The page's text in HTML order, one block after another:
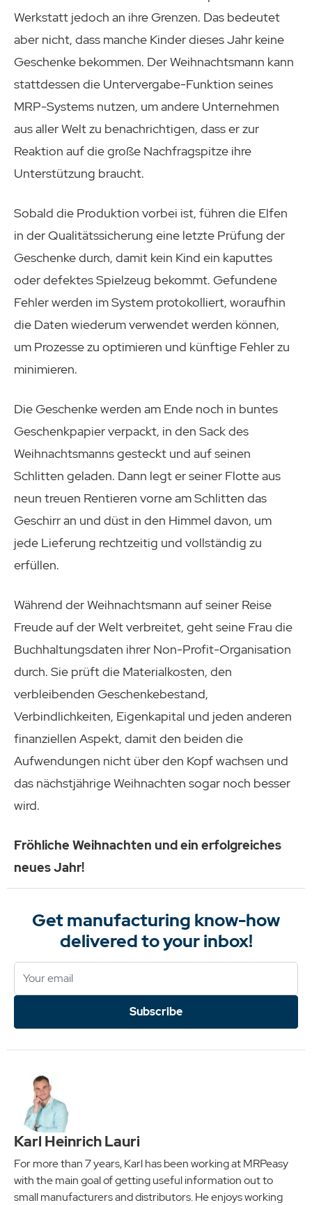
Werkstatt jedoch an ihre Grenzen. Das bedeutet
aber nicht, dass manche Kinder dieses Jahr keine
Geschenke bekommen. Der Weihnachtsmann kann
stattdessen die Untervergabe-Funktion seines
MRP-Systems nutzen, um andere Unternehmen
aus aller Welt zu benachrichtigen, dass er zur
Reaktion auf die große Nachfragspitze ihre
Unterstützung braucht.
Sobald die Produktion vorbei ist, führen die Elfen
in der Qualitätssicherung eine letzte Prüfung der
Geschenke durch, damit kein Kind ein kaputtes
oder defektes Spielzeug bekommt. Gefundene
Fehler werden im System protokolliert, woraufhin
die Daten wiederum verwendet werden können,
um Prozesse zu optimieren und künftige Fehler zu
minimieren.
Die Geschenke werden am Ende noch in buntes
Geschenkpapier verpackt, in den Sack des
Weihnachtsmanns gesteckt und auf seinen
Schlitten geladen. Dann legt er seiner Flotte aus
neun treuen Rentieren vorne am Schlitten das
Geschirr an und düst in den Himmel davon, um
jede Lieferung rechtzeitig und vollständig zu
erfüllen.
Während der Weihnachtsmann auf seiner Reise
Freude auf der Welt verbreitet, geht seine Frau die
Buchhaltungsdaten ihrer Non-Profit-Organisation
durch. Sie prüft die Materialkosten, den
verbleibenden Geschenkebestand,
Verbindlichkeiten, Eigenkapital und jeden anderen
finanziellen Aspekt, damit den beiden die
Aufwendungen nicht über den Kopf wachsen und
das nächstjährige Weihnachten sogar noch besser
wird.
Fröhliche Weihnachten und ein erfolgreiches
neues Jahr!
Get manufacturing know-how
delivered to your inbox!
Subscribe
Karl Heinrich Lauri
For more than 7 years, Karl has been working at MRPeasy
with the main goal of getting useful information out to
small manufacturers and distributors. He enjoys working